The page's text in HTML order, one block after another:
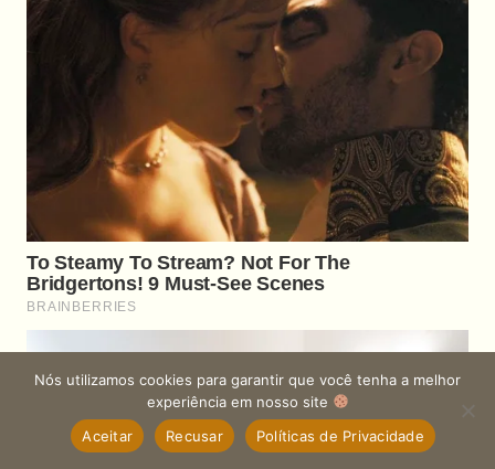
Nós utilizamos cookies para garantir que você tenha a melhor
experiência em nosso site
Aceitar
Recusar Políticas de Privacidade